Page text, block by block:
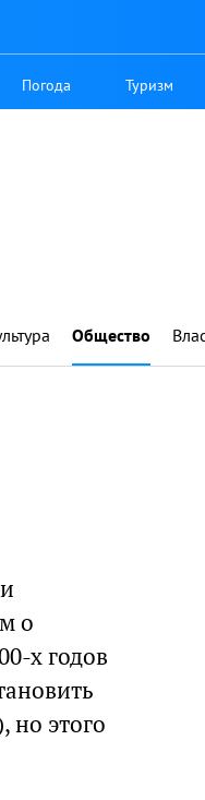
Погода Туризм
Общество
о
х годов
но этого